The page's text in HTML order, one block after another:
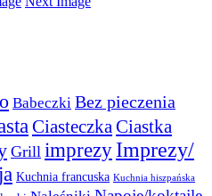
Babeczki Bez pieczenia
CiasteczkaCiastka
Grill imprezy Imprezy/
Kuchnia francuska Kuchnia hiszpańska